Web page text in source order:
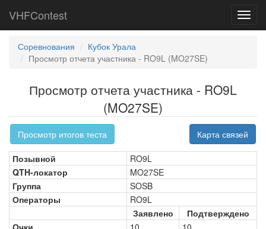
VHFContest
Соревнования
Кубок Урала
Просмотр отчета участника - RO9L (MO27SE)
Просмотр отчета участника - RO9L
(MO27SE)
Просмотр итогов теста Карта связей
Позывной
RO9L
QTH-локатор
MO27SE
Группа
SOSB
Операторы
RO9L
Заявлено
Подтверждено
Очки
10
10